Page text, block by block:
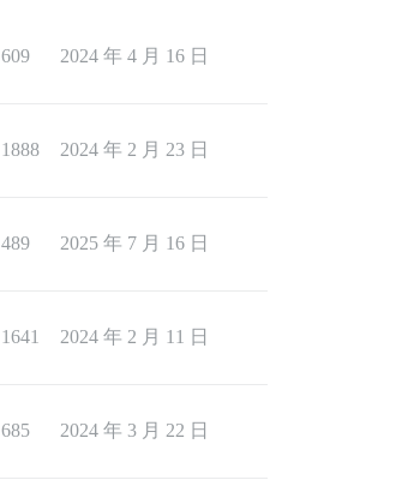
609 2024 年 4 月 16 日
1888 2024 年 2 月 23 日
489 2025 年 7 月 16 日
1641 2024 年 2 月 11 日
685 2024 年 3 月 22 日